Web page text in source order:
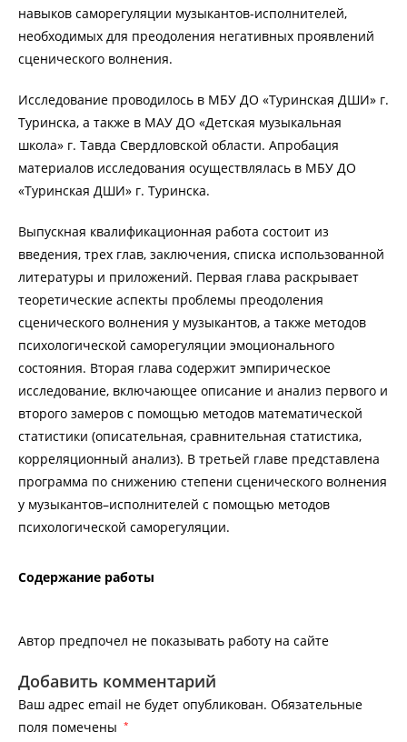
навыков саморегуляции музыкантов-исполнителей,
необходимых для преодоления негативных проявлений
сценического волнения.
Исследование проводилось в МБУ ДО «Туринская ДШИ» г.
Туринска, а также в МАУ ДО «Детская музыкальная
школа» г. Тавда Свердловской области. Апробация
материалов исследования осуществлялась в МБУ ДО
«Туринская ДШИ» г. Туринска.
Выпускная квалификационная работа состоит из
введения, трех глав, заключения, списка использованной
литературы и приложений. Первая глава раскрывает
теоретические аспекты проблемы преодоления
сценического волнения у музыкантов, а также методов
психологической саморегуляции эмоционального
состояния. Вторая глава содержит эмпирическое
исследование, включающее описание и анализ первого и
второго замеров с помощью методов математической
статистики (описательная, сравнительная статистика,
корреляционный анализ). В третьей главе представлена
программа по снижению степени сценического волнения
у музыкантов–исполнителей с помощью методов
психологической саморегуляции.
Содержание работы
Автор предпочел не показывать работу на сайте
Добавить комментарий
Ваш адрес email не будет опубликован. Обязательные
поля помечены *